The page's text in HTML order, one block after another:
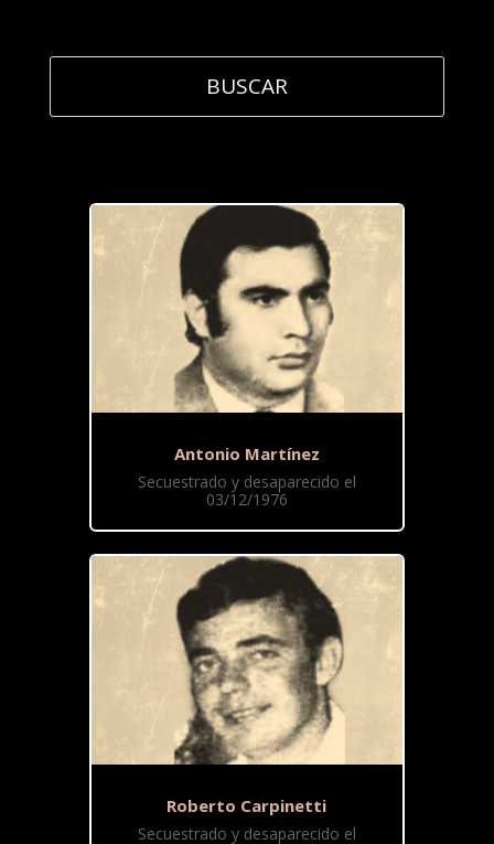
Antonio Martínez
Secuestrado y desaparecido el
03/12/1976
Roberto Carpinetti
Secuestrado y desaparecido el